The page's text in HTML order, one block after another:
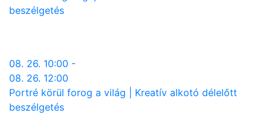
beszélgetés
08. 26. 10:00 -
08. 26. 12:00
Portré körül forog a világ | Kreatív alkotó délelőtt
beszélgetés